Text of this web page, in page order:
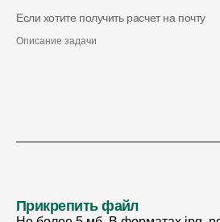
Если хотите получить расчет на почту
Описание задачи
Прикрепить файл